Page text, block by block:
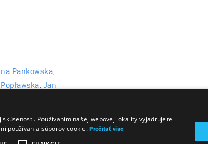
Pankowska
Jan
Používaním našej webovej lokality vyjadrujete
používania súborov cookie.Prečítať viac